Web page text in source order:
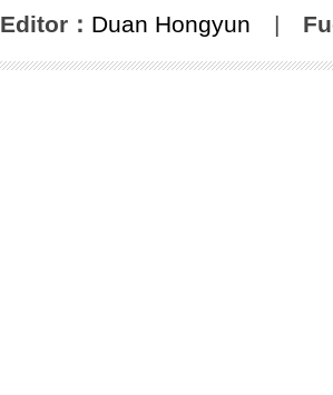
Editor： Duan Hongyun |